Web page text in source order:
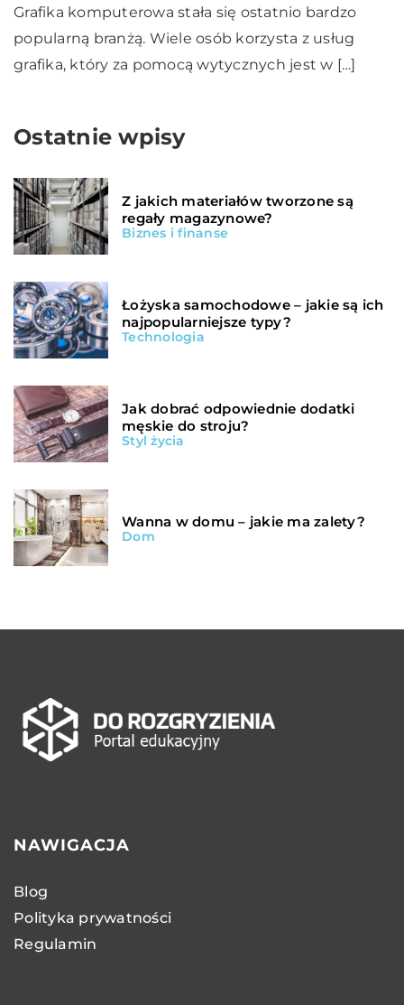
Grafika komputerowa stała się ostatnio bardzo
popularną branżą. Wiele osób korzysta z usług
grafika, który za pomocą wytycznych jest w […]
Ostatnie wpisy
Z jakich materiałów tworzone są
regały magazynowe?
Biznes i finanse
Łożyska samochodowe – jakie są ich
najpopularniejsze typy?
Technologia
Jak dobrać odpowiednie dodatki
męskie do stroju?
Styl życia
Wanna w domu – jakie ma zalety?
Dom
NAWIGACJA
Blog
Polityka prywatności
Regulamin